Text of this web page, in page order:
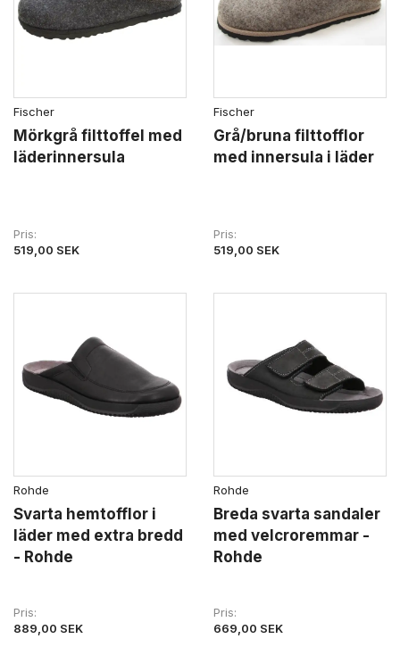
Fischer
Mörkgrå filttoffel med
läderinnersula
Pris
519,00 SEK
Fischer
Grå/bruna filttofflor
med innersula i läder
Pris
519,00 SEK
Rohde
Svarta hemtofflor i
läder med extra bredd
- Rohde
Pris
889,00 SEK
Rohde
Breda svarta sandaler
med velcroremmar -
Rohde
Pris
669,00 SEK